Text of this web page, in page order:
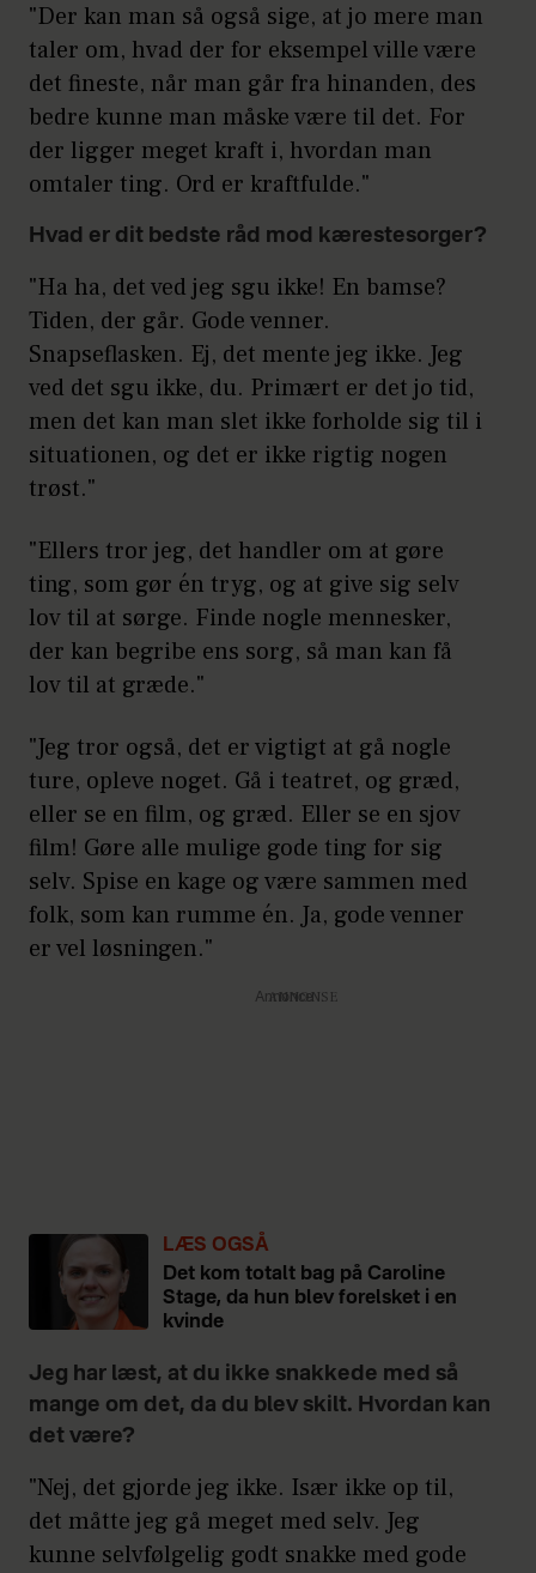
"Der kan man så også sige, at jo mere man
taler om, hvad der for eksempel ville være
det fineste, når man går fra hinanden, des
bedre kunne man måske være til det. For
der ligger meget kraft i, hvordan man
omtaler ting. Ord er kraftfulde."
Hvad er dit bedste råd mod kærestesorger?
"Ha ha, det ved jeg sgu ikke! En bamse?
Tiden, der går. Gode venner.
Snapseflasken. Ej, det mente jeg ikke. Jeg
ved det sgu ikke, du. Primært er det jo tid,
men det kan man slet ikke forholde sig til i
situationen, og det er ikke rigtig nogen
trøst."
"Ellers tror jeg, det handler om at gøre
ting, som gør én tryg, og at give sig selv
lov til at sørge. Finde nogle mennesker,
der kan begribe ens sorg, så man kan få
lov til at græde."
"Jeg tror også, det er vigtigt at gå nogle
ture, opleve noget. Gå i teatret, og græd,
eller se en film, og græd. Eller se en sjov
film! Gøre alle mulige gode ting for sig
selv. Spise en kage og være sammen med
folk, som kan rumme én. Ja, gode venner
er vel løsningen."
Annonce
LÆS OGSÅ
Det kom totalt bag på Caroline
Stage, da hun blev forelsket i en
kvinde
Jeg har læst, at du ikke snakkede med så
mange om det, da du blev skilt. Hvordan kan
det være?
"Nej, det gjorde jeg ikke. Især ikke op til,
det måtte jeg gå meget med selv. Jeg
kunne selvfølgelig godt snakke med gode